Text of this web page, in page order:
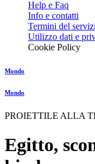
Help e Faq
Info e contatti
Termini del
Utilizzo dati e
Cookie Policy
Mondo
Mondo
PROIETTILE ALLA
Egitto,